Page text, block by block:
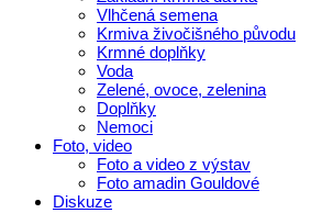
Vlhčená semena
Krmiva živočišného původu
Krmné doplňky
Voda
Zelené, ovoce, zelenina
Doplňky
Nemoci
Foto, video
Foto a video z výstav
Foto amadin Gouldové
Diskuze